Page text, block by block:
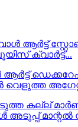
ക്വാർട്ട്...
വെളുത്ത
മാന്റൽ